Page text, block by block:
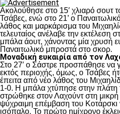
Ακολούθησε στο 15′ χλιαρό σουτ
Τσάβες, ενώ στο 21’ ο
λάθος και μαρκάρισμα του
τελευταίος ανέλαβε την εκτέλεση
μπάλα άουτ, χάνοντας μία χρυσή
Παναιτωλικό μπροστά στο σκορ.
Μοναδική ευκαιρία από τον
Στο 27′ ο Σάστρε προσπάθησε να
εκτός περιοχής, όμως, ο Τσάβες
έπειτα από νέο λάθος του
1-0. Η μπάλα χτύπησε στην πλάτη
στρώθηκε στον Λαχούντ στη μικρή
ψύχραιμη επέμβαση του Κοτάρσκι
ισόπαλο. Το πρώτο ημίχρονο